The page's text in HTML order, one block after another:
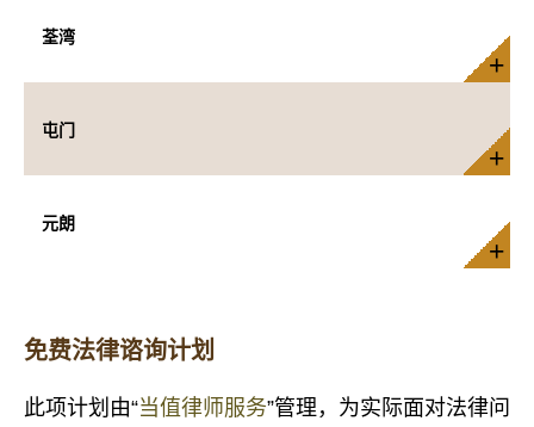
荃湾
屯门
元朗
免费法律谘询计划
此项计划由“当值律师服务”管理，为实际面对法律问